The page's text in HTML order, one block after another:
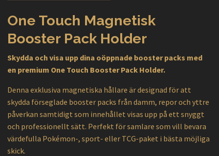
One Touch Magnetisk
Booster Pack Holder
Skydda och visa upp dina oöppnade booster packs med
en premium One Touch Booster Pack Holder.
Denna exklusiva magnetiska hållare är designad för att
skydda förseglade booster packs från damm, repor och yttre
påverkan samtidigt som innehållet visas upp på ett snyggt
och professionellt sätt. Perfekt för samlare som vill bevara
värdefulla Pokémon-, sport- eller TCG-paket i bästa möjliga
skick.